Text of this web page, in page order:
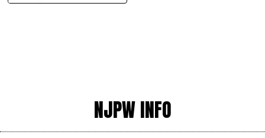
NJPW INFO